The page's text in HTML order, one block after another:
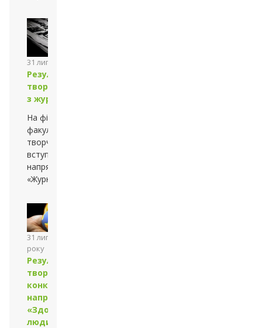
31 липня 2013 року
Результати
творчого конкурсу
з журналістики
На філологічному
факультеті відбувся
творчий конкурс для
вступників на
напрям підготовки
«Журналістика»
31 липня 2013
року
Результати
творчого
конкурсу з
напряму
«Здоров’я
людини»